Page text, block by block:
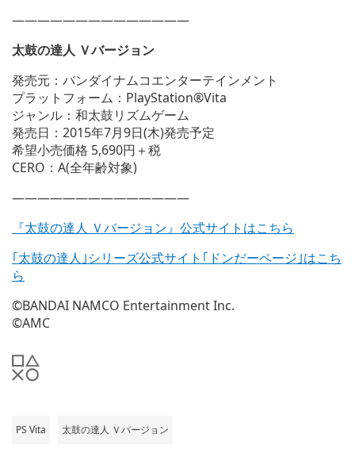
——————————————
太鼓の達人 Ｖバージョン
発売元：バンダイナムコエンターテインメント
プラットフォーム：PlayStation®Vita
ジャンル：和太鼓リズムゲーム
発売日：2015年7月9日(木)発売予定
希望小売価格 5,690円＋税
CERO：A(全年齢対象)
——————————————
『太鼓の達人 Ｖバージョン』公式サイトはこちら
｢太鼓の達人｣シリーズ公式サイト｢ドンだーページ｣はこち
ら
©BANDAI NAMCO Entertainment Inc.
©AMC
PS Vita 太鼓の達人 Ｖバージョン